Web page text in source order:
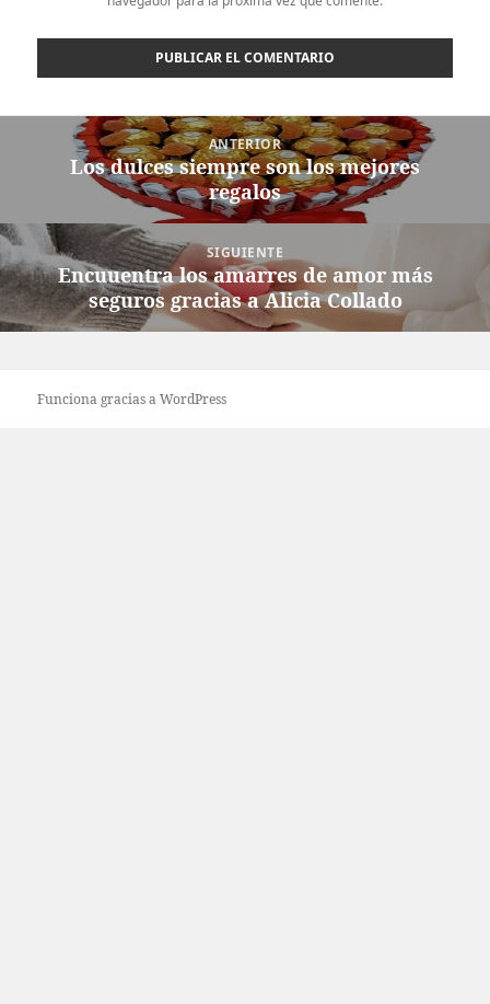
Navegación
entradas
ANTERIOR
Entrada
anterior:
Los dulces siempre son los mejores
regalos
SIGUIENTE
Entrada
siguiente:
Encuuentra los amarres de amor más
seguros gracias a Alicia Collado
Funciona gracias a WordPress